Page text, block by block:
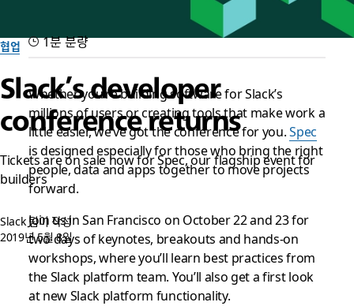
협업
Slack’s developer
conference returns
Tickets are on sale now for Spec, our flagship event for
builders
Slack 팀이 작성
2019년 5월 8일
1분 분량
Whether you’re building software for Slack’s
millions of users or creating tools that make work a
little easier, we’ve got the conference for you.Spec
is designed especially for those who bring the right
people, data and apps together to move projects
forward.
Join us in San Francisco on October 22 and 23 for
two days of keynotes, breakouts and hands-on
workshops, where you’ll learn best practices from
the Slack platform team. You’ll also get a first look
at new Slack platform functionality.